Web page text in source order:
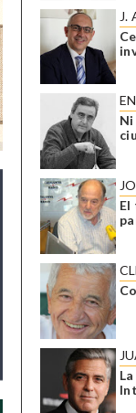
J.
El